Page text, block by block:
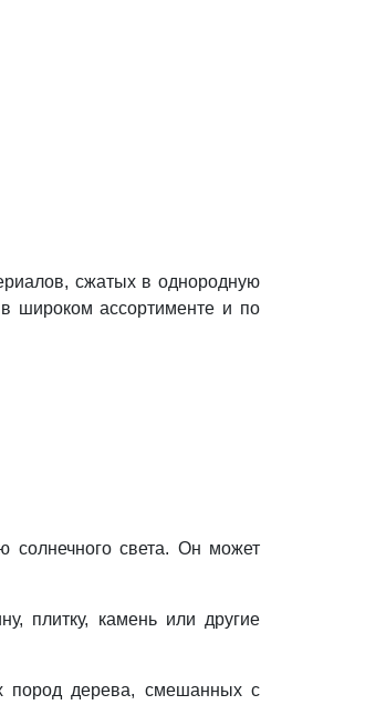
сжатых в однородную
широком ассортименте и по
солнечного света. Он может
плитку, камень или другие
пород дерева, смешанных с